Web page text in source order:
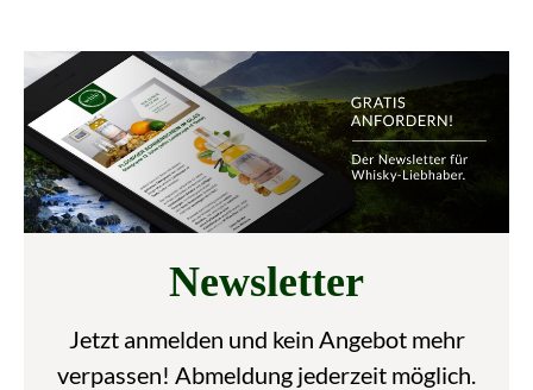
Newsletter
Jetzt anmelden und kein Angebot mehr
verpassen! Abmeldung jederzeit möglich.